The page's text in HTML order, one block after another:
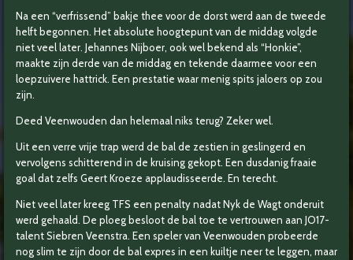
Na een “verfrissend” bakje thee voor de dorst werd aan de tweede
helft begonnen. Het absolute hoogtepunt van de middag volgde
niet veel later. Jehannes Nijboer, ook wel bekend als “Honkie”,
maakte zijn derde van de middag en tekende daarmee voor een
loepzuivere hattrick. Een prestatie waar menig spits jaloers op zou
zijn.
Deed Veenwouden dan helemaal niks terug? Zeker wel.
Uit een verre vrije trap werd de bal de zestien in geslingerd en
vervolgens schitterend in de kruising gekopt. Een dusdanig fraaie
goal dat zelfs Geert Kroeze applaudisseerde. En terecht.
Niet veel later kreeg TFS een penalty nadat Nyk de Wagt onderuit
werd gehaald. De ploeg besloot de bal toe te vertrouwen aan JO17-
talent Siebren Veenstra. Een speler van Veenwouden probeerde
nog slim te zijn door de bal expres in een kuiltje neer te leggen, maar